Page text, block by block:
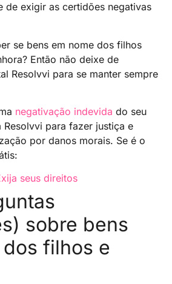
de exigir as certidões negativas
se bens em nome dos filhos
Então não deixe de
Resolvvi para se manter sempre
negativação indevida do seu
Resolvvi para fazer justiça e
por danos morais. Se é o
seus direitos
sobre bens
filhos e